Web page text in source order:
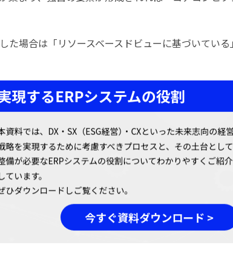
た場合は「リソースベースドビューに基づいている